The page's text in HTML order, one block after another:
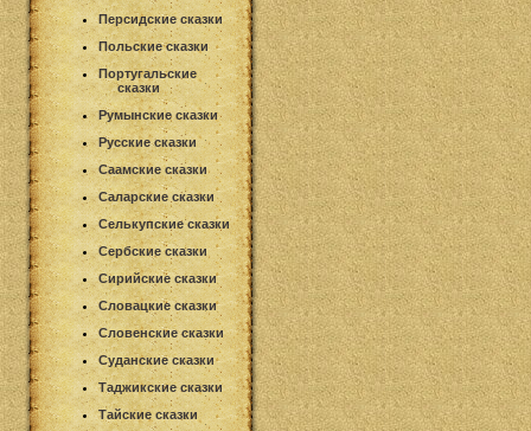
Персидские сказки
Польские сказки
Португальские
сказки
Румынские сказки
Русские сказки
Саамские сказки
Саларские сказки
Селькупские сказки
Сербские сказки
Сирийские сказки
Словацкие сказки
Словенские сказки
Суданские сказки
Таджикские сказки
Тайские сказки